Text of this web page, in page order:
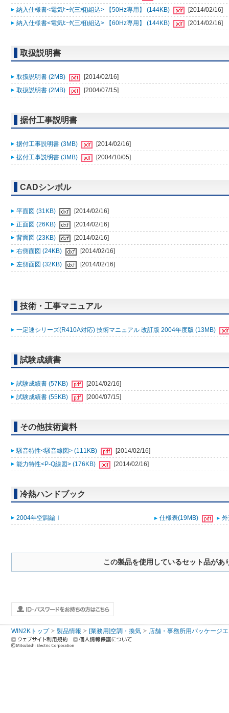
納入仕様書<電気ﾋｰﾀ(三相)組込> 【50Hz専用】 (144KB)
[2014/02/16]
納入仕様書<電気ﾋｰﾀ(三相)組込> 【60Hz専用】 (144KB)
[2014/02/16]
取扱説明書
取扱説明書 (2MB)
[2014/02/16]
取扱説明書 (2MB)
[2004/07/15]
据付工事説明書
据付工事説明書 (3MB)
[2014/02/16]
据付工事説明書 (3MB)
[2004/10/05]
CADシンボル
平面図 (31KB)
[2014/02/16]
正面図 (26KB)
[2014/02/16]
背面図 (23KB)
[2014/02/16]
右側面図 (24KB)
[2014/02/16]
左側面図 (32KB)
[2014/02/16]
技術・工事マニュアル
一定速シリーズ(R410A対応) 技術マニュアル 改訂版 2004年度版 (13MB)
試験成績書
試験成績書 (57KB)
[2014/02/16]
試験成績書 (55KB)
[2004/07/15]
その他技術資料
騒音特性<騒音線図> (111KB)
[2014/02/16]
能力特性<P-Q線図> (176KB)
[2014/02/16]
冷熱ハンドブック
2004年空調編Ⅰ 仕様表(19MB)
この製品を使用しているセット品があ
WIN2Kトップ 製品情報 [業務用]空調・換気 店舗・事務所用パッケージ